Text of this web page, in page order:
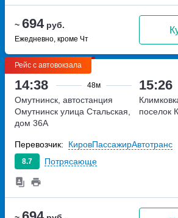
~ 694руб.
Ежедневно, кроме Чт
Рейс с автовокзала
14:38 48м 15:26
Омутнинск, автостанция
Омутнинск улица Стальская,
дом 36А
поселок
8.7 Потрясающе
Перевозчик: КировПассажирАвтотранс